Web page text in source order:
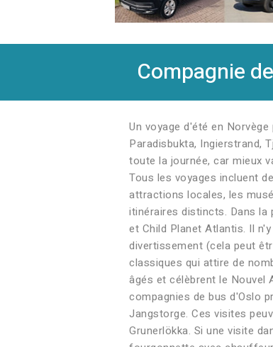
Compagnie
Un voyage d'été en
Paradisbukta, Ingierstrand,
toute la journée, car mieux
Tous les voyages incluent
attractions locales, les
itinéraires distincts. Dans la
et Child Planet Atlantis. Il
divertissement (cela peut
classiques qui attire de
âgés et célèbrent le Nouvel
compagnies de bus d'Oslo
Jangstorge. Ces visites
Grunerlökka. Si une visite